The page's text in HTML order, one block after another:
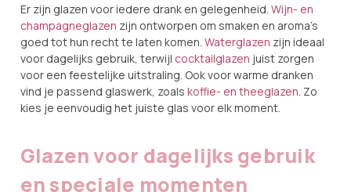
Er zijn glazen voor iedere drank en gelegenheid. Wijn- en
champagneglazen zijn ontworpen om smaken en aroma’s
goed tot hun recht te laten komen. Waterglazen zijn ideaal
voor dagelijks gebruik, terwijl cocktailglazen juist zorgen
voor een feestelijke uitstraling. Ook voor warme dranken
vind je passend glaswerk, zoals koffie- en theeglazen. Zo
kies je eenvoudig het juiste glas voor elk moment.
Glazen voor dagelijks gebruik
en speciale momenten